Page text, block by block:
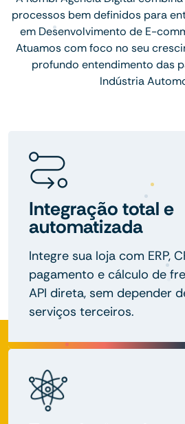
processos bem definidos para
em Desenvolvimento de E-
Atuamos com foco no seu
profundo entendimento das
Indústria
Integração total e
automatizada
Integre sua loja com ERP,
pagamento e cálculo de
API direta, sem depender
serviços terceiros.